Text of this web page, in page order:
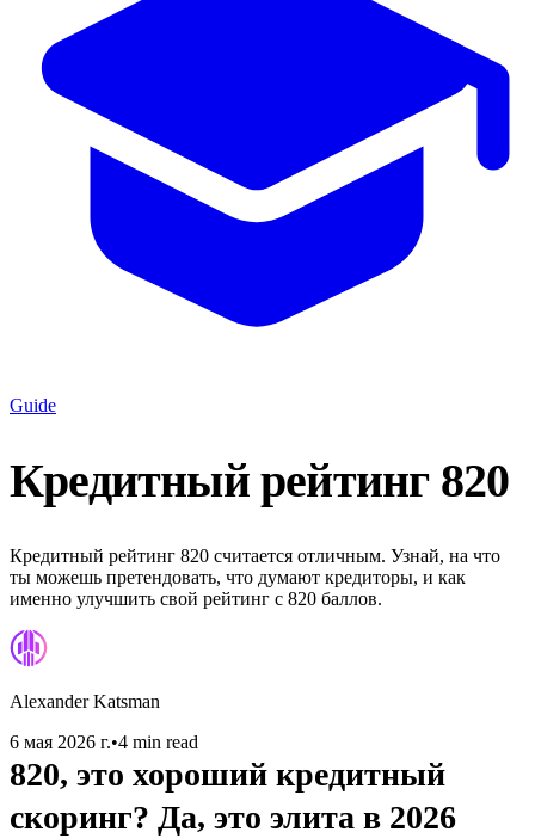
Guide
Кредитный рейтинг 820
Кредитный рейтинг 820 считается отличным. Узнай, на что
ты можешь претендовать, что думают кредиторы, и как
именно улучшить свой рейтинг с 820 баллов.
Alexander Katsman
6 мая 2026 г.•4 min read
820, это хороший кредитный
скоринг? Да, это элита в 2026